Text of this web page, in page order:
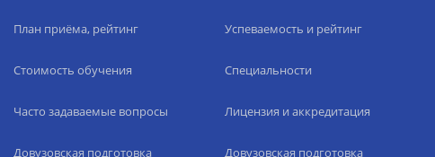
План приёма, рейтинг
Стоимость обучения
Часто задаваемые вопросы
Довузовская подготовка
Успеваемость и рейтинг
Специальности
Лицензия и аккредитация
Довузовская подготовка